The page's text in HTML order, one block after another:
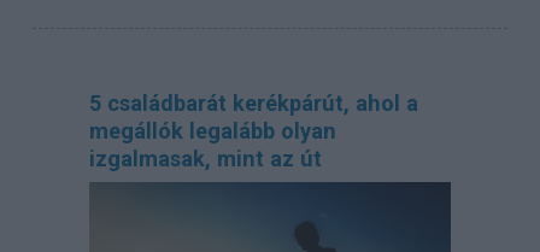
5 családbarát kerékpárút, ahol a
megállók legalább olyan
izgalmasak, mint az út